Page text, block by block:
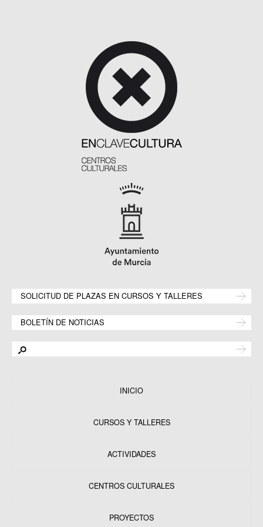
SOLICITUD DE PLAZAS EN CURSOS Y TALLERES
BOLETÍN DE NOTICIAS
INICIO
CURSOS Y TALLERES
ACTIVIDADES
CENTROS CULTURALES
PROYECTOS